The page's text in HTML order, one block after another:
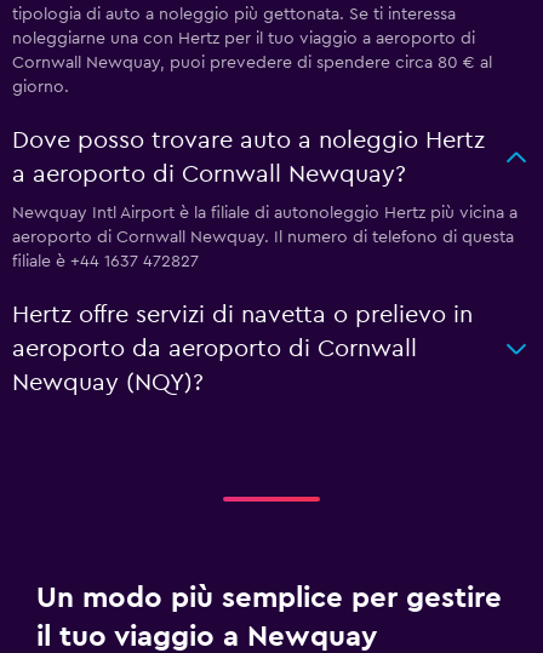
tipologia di auto a noleggio più gettonata. Se ti interessa
noleggiarne una con Hertz per il tuo viaggio a aeroporto di
Cornwall Newquay, puoi prevedere di spendere circa 80 € al
giorno.
Dove posso trovare auto a noleggio Hertz
a aeroporto di Cornwall Newquay?
Newquay Intl Airport è la filiale di autonoleggio Hertz più vicina a
aeroporto di Cornwall Newquay. Il numero di telefono di questa
filiale è +44 1637 472827
Hertz offre servizi di navetta o prelievo in
aeroporto da aeroporto di Cornwall
Newquay (NQY)?
Un modo più semplice per gestire
il tuo viaggio a Newquay